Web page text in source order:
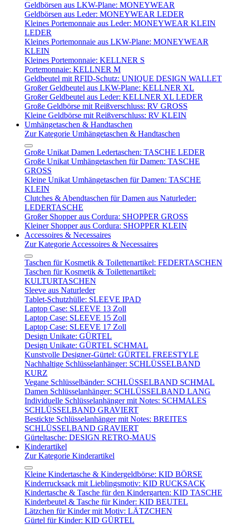
Geldbörsen aus LKW-Plane: MONEYWEAR
Geldbörsen aus Leder: MONEYWEAR LEDER
Kleines Portemonnaie aus Leder: MONEYWEAR KLEIN
LEDER
Kleines Portemonnaie aus LKW-Plane: MONEYWEAR
KLEIN
Kleines Portemonnaie: KELLNER S
Portemonnaie: KELLNER M
Geldbeutel mit RFID-Schutz: UNIQUE DESIGN WALLET
Großer Geldbeutel aus LKW-Plane: KELLNER XL
Großer Geldbeutel aus Leder: KELLNER XL LEDER
Große Geldbörse mit Reißverschluss: RV GROSS
Kleine Geldbörse mit Reißverschluss: RV KLEIN
Umhängetaschen & Handtaschen
Zur Kategorie Umhängetaschen & Handtaschen
Große Unikat Damen Ledertaschen: TASCHE LEDER
Große Unikat Umhängetaschen für Damen: TASCHE
GROSS
Kleine Unikat Umhängetaschen für Damen: TASCHE
KLEIN
Clutches & Abendtaschen für Damen aus Naturleder:
LEDERTASCHE
Großer Shopper aus Cordura: SHOPPER GROSS
Kleiner Shopper aus Cordura: SHOPPER KLEIN
Accessoires & Necessaires
Zur Kategorie Accessoires & Necessaires
Taschen für Kosmetik & Toilettenartikel: FEDERTASCHEN
Taschen für Kosmetik & Toilettenartikel:
KULTURTASCHEN
Sleeve aus Naturleder
Tablet-Schutzhülle: SLEEVE IPAD
Laptop Case: SLEEVE 13 Zoll
Laptop Case: SLEEVE 15 Zoll
Laptop Case: SLEEVE 17 Zoll
Design Unikate: GÜRTEL
Design Unikate: GÜRTEL SCHMAL
Kunstvolle Designer-Gürtel: GÜRTEL FREESTYLE
Nachhaltige Schlüsselanhänger: SCHLÜSSELBAND
KURZ
Vegane Schlüsselbänder: SCHLÜSSELBAND SCHMAL
Damen Schlüsselanhänger: SCHLÜSSELBAND LANG
Individuelle Schlüsselanhänger mit Notes: SCHMALES
SCHLÜSSELBAND GRAVIERT
Bestickte Schlüsselanhänger mit Notes: BREITES
SCHLÜSSELBAND GRAVIERT
Gürteltasche: DESIGN RETRO-MAUS
Kinderartikel
Zur Kategorie Kinderartikel
Kleine Kindertasche & Kindergeldbörse: KID BÖRSE
Kinderrucksack mit Lieblingsmotiv: KID RUCKSACK
Kindertasche & Tasche für den Kindergarten: KID TASCHE
Kinderbeutel & Tasche für Kinder: KID BEUTEL
Lätzchen für Kinder mit Motiv: LÄTZCHEN
Gürtel für Kinder: KID GÜRTEL